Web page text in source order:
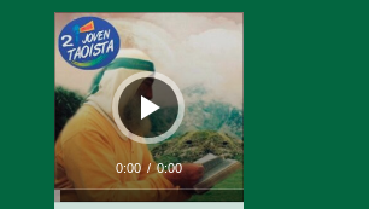
Reproductor
de
audio
0:00 / 0:00